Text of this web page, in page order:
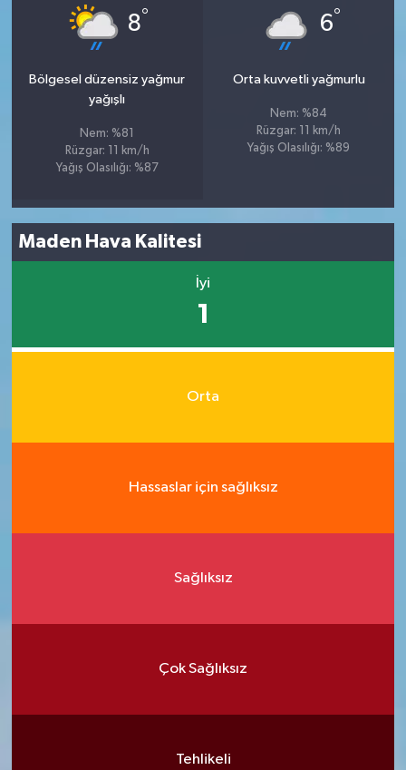
8°
Bölgesel düzensiz yağmur
yağışlı
Nem: %81
Rüzgar: 11 km/h
Yağış Olasılığı: %87
6°
Orta kuvvetli yağmurlu
Nem: %84
Rüzgar: 11 km/h
Yağış Olasılığı: %89
Maden Hava Kalitesi
İyi
1
Orta
Hassaslar için sağlıksız
Sağlıksız
Çok Sağlıksız
Tehlikeli